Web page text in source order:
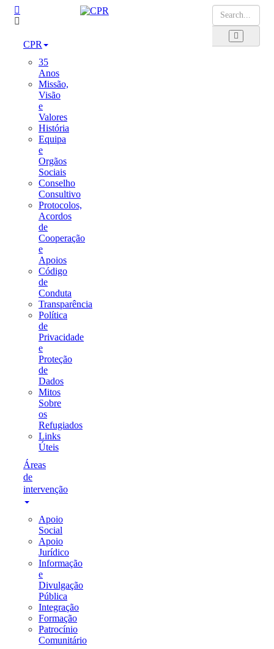
CPR
35
Anos
Missão,
Visão
e
Valores
História
Equipa
e
Orgãos
Sociais
Conselho
Consultivo
Protocolos,
Acordos
de
Cooperação
e
Apoios
Código
de
Conduta
Transparência
Política
de
Privacidade
e
Proteção
de
Dados
Mitos
Sobre
os
Refugiados
Links
Úteis
Áreas
de
intervenção
Apoio
Social
Apoio
Jurídico
Informação
e
Divulgação
Pública
Integração
Formação
Patrocínio
Comunitário